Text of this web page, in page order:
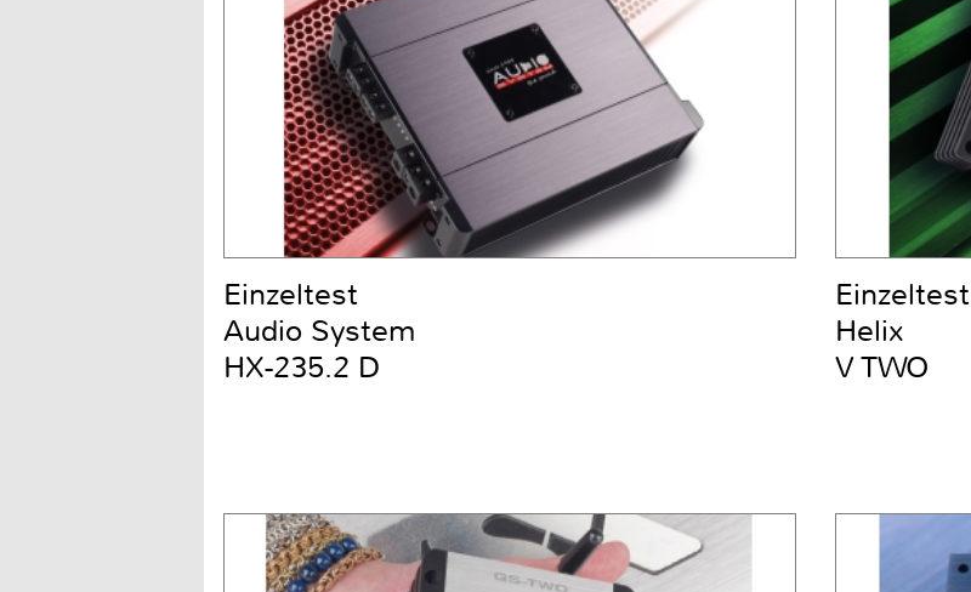
Einzeltest
Audio System
HX-235.2 D
Einzeltest
Helix
V TWO